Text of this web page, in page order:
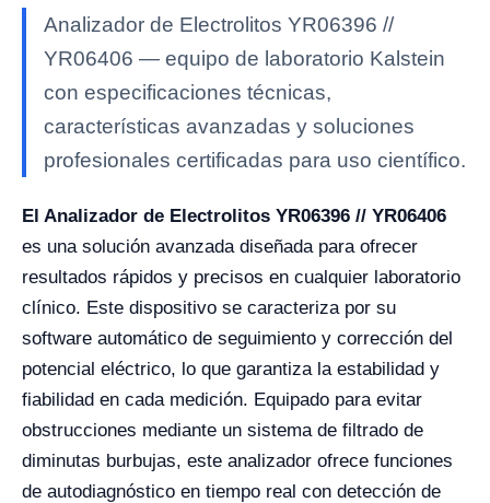
Analizador de Electrolitos YR06396 //
YR06406 — equipo de laboratorio Kalstein
con especificaciones técnicas,
características avanzadas y soluciones
profesionales certificadas para uso científico.
El Analizador de Electrolitos YR06396 // YR06406
es una solución avanzada diseñada para ofrecer
resultados rápidos y precisos en cualquier laboratorio
clínico. Este dispositivo se caracteriza por su
software automático de seguimiento y corrección del
potencial eléctrico, lo que garantiza la estabilidad y
fiabilidad en cada medición. Equipado para evitar
obstrucciones mediante un sistema de filtrado de
diminutas burbujas, este analizador ofrece funciones
de autodiagnóstico en tiempo real con detección de